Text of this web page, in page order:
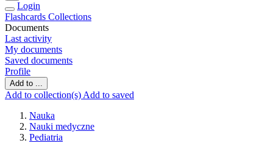
Login
Flashcards Collections
Documents
Last activity
My documents
Saved documents
Profile
Add to ...
Add to collection(s) Add to saved
Nauka
Nauki medyczne
Pediatria